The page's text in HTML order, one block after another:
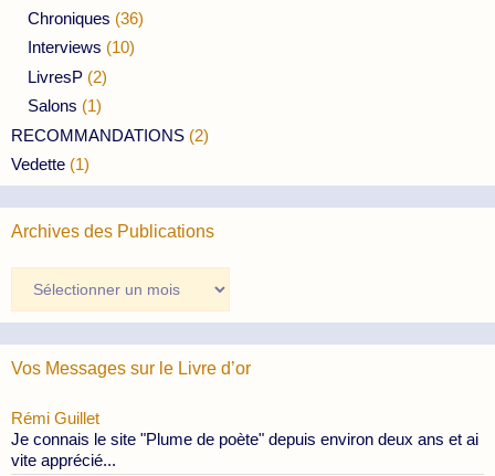
Chroniques (36)
Interviews (10)
LivresP (2)
Salons (1)
RECOMMANDATIONS (2)
Vedette (1)
Archives des Publications
des
Publications
Vos Messages sur le Livre d’or
Rémi Guillet
Je connais le site "Plume de poète" depuis environ deux ans et ai
vite apprécié...